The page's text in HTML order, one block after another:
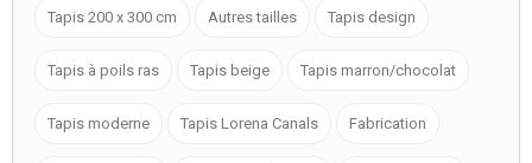
Tapis 200 x 300 cm Autres tailles Tapis design
Tapis à poils ras Tapis beige Tapis marron/chocolat
Tapis moderne Tapis Lorena Canals Fabrication